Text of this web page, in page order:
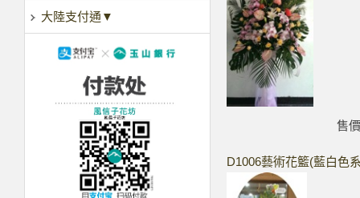
大陸支付通▼
售
D1006藝術花籃(藍白色